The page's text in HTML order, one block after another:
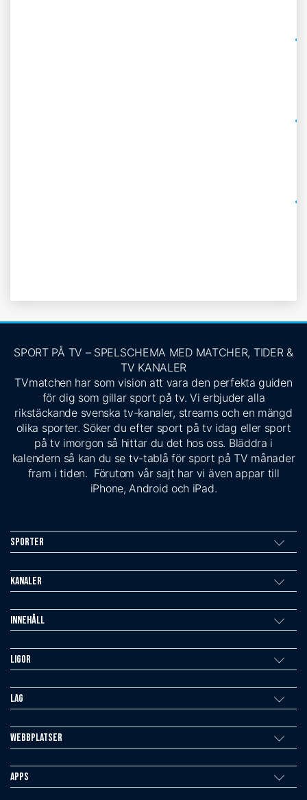
SPORT PÅ TV – SPELSCHEMA MED MATCHER, TIDER &
TV KANALER
TVmatchen har som vision att vara den perfekta guiden
för dig som gillar sport på tv. Vi erbjuder alla
rikstäckande svenska tv-kanaler, streams och en mängd
olika sporter. Söker du efter sport på tv idag eller sport
på tv imorgon så hittar du det hos oss. Bläddra i
kalendern så kan du se tv-tablå för sport på TV månader
fram i tiden. Förutom vår sajt har vi även appar till
iPhone, Android och iPad.
Sporter
Kanaler
Innehåll
Ligor
Lag
Webbplatser
Apps